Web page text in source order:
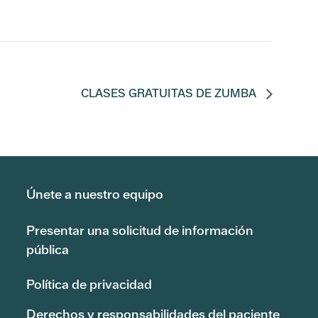
CLASES GRATUITAS DE ZUMBA
Únete a nuestro equipo
Presentar una solicitud de información
pública
Política de privacidad
Derechos y responsabilidades del paciente